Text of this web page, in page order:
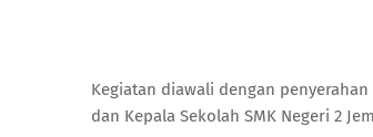
Kegiatan diawali dengan
dan Kepala Sekolah SMK Negeri 2